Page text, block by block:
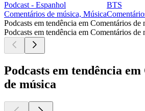
Podcast - Espanhol
Comentários de música, Música
BTS
Podcasts em tendência em Comentários de
Podcasts em tendência em Comentários de
Podcasts em tendência
de música